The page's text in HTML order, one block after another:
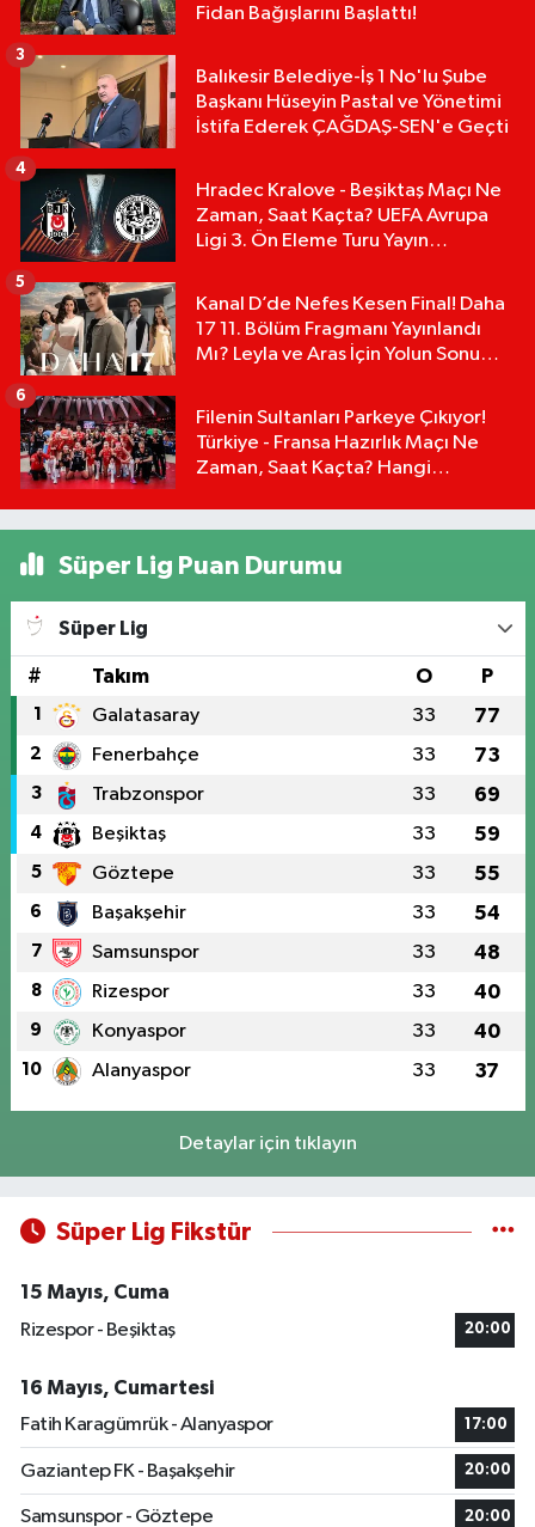
Fidan Bağışlarını Başlattı!
Balıkesir Belediye-İş 1 No'lu Şube
Başkanı Hüseyin Pastal ve Yönetimi
İstifa Ederek ÇAĞDAŞ-SEN'e Geçti
3
Hradec Kralove - Beşiktaş Maçı Ne
Zaman, Saat Kaçta? UEFA Avrupa
Ligi 3. Ön Eleme Turu Yayın
4
Kanal D’de Nefes Kesen Final! Daha
17 11. Bölüm Fragmanı Yayınlandı
Mı? Leyla ve Aras İçin Yolun Sonu
5
Filenin Sultanları Parkeye Çıkıyor!
Türkiye - Fransa Hazırlık Maçı Ne
Zaman, Saat Kaçta? Hangi
6
Süper Lig Puan Durumu
Süper Lig
# Takım O P
1 Galatasaray 33 77
2 Fenerbahçe 33 73
3 Trabzonspor 33 69
4 Beşiktaş 33 59
5 Göztepe 33 55
6 Başakşehir 33 54
7 Samsunspor 33 48
8 Rizespor 33 40
9 Konyaspor 33 40
10 Alanyaspor 33 37
Detaylar için tıklayın
Süper Lig Fikstür
15 Mayıs, Cuma
Rizespor - Beşiktaş
20:00
16 Mayıs, Cumartesi
Fatih Karagümrük - Alanyaspor
17:00
Gaziantep FK - Başakşehir 20:00
Samsunspor - Göztepe 20:00